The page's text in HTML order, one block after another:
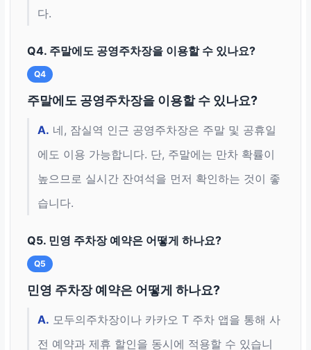
다.
Q4. 주말에도 공영주차장을 이용할 수 있나요?
Q4
주말에도 공영주차장을 이용할 수 있나요?
A. 네, 잠실역 인근 공영주차장은 주말 및 공휴일
에도 이용 가능합니다. 단, 주말에는 만차 확률이
높으므로 실시간 잔여석을 먼저 확인하는 것이 좋
습니다.
Q5. 민영 주차장 예약은 어떻게 하나요?
Q5
민영 주차장 예약은 어떻게 하나요?
A. 모두의주차장이나 카카오 T 주차 앱을 통해 사
전 예약과 제휴 할인을 동시에 적용할 수 있습니